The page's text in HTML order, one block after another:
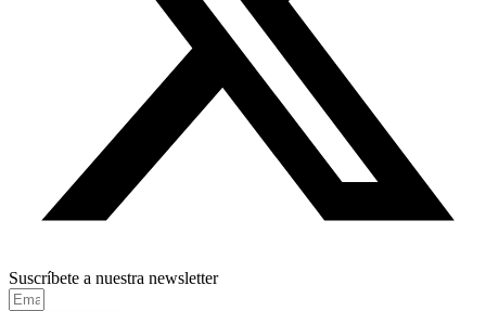
Suscríbete a nuestra newsletter